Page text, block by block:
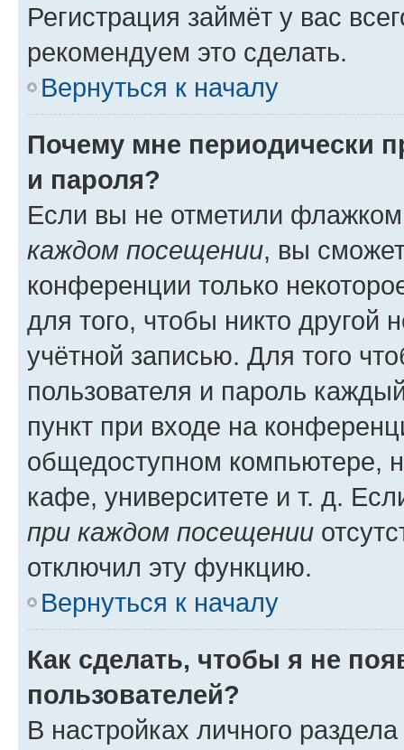
Регистрация займёт у вас
рекомендуем это сделать.
Вернуться к началу
Почему мне периодически
и пароля?
Если вы не отметили
каждом посещении, вы
конференции только
для того, чтобы никто другой
учётной записью. Для того
пользователя и пароль
пункт при входе на
общедоступном компьютере,
кафе, университете и т. д.
при каждом посещении
отключил эту функцию.
Вернуться к началу
Как сделать, чтобы я не
пользователей?
В настройках личного